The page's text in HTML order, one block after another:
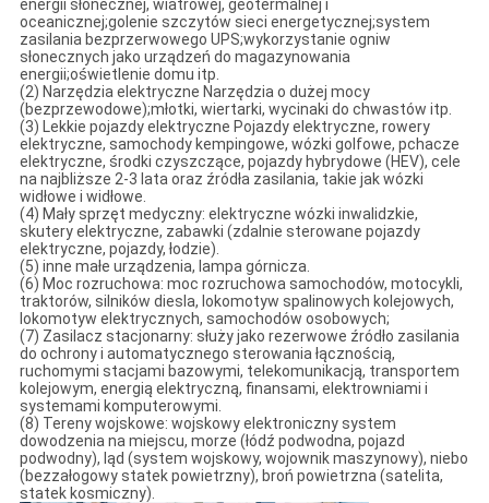
energii słonecznej, wiatrowej, geotermalnej i
oceanicznej;golenie szczytów sieci energetycznej;system
zasilania bezprzerwowego UPS;wykorzystanie ogniw
słonecznych jako urządzeń do magazynowania
energii;oświetlenie domu itp.
(2) Narzędzia elektryczne Narzędzia o dużej mocy
(bezprzewodowe);młotki, wiertarki, wycinaki do chwastów itp.
(3) Lekkie pojazdy elektryczne Pojazdy elektryczne, rowery
elektryczne, samochody kempingowe, wózki golfowe, pchacze
elektryczne, środki czyszczące, pojazdy hybrydowe (HEV), cele
na najbliższe 2-3 lata oraz źródła zasilania, takie jak wózki
widłowe i widłowe.
(4) Mały sprzęt medyczny: elektryczne wózki inwalidzkie,
skutery elektryczne, zabawki (zdalnie sterowane pojazdy
elektryczne, pojazdy, łodzie).
(5) inne małe urządzenia, lampa górnicza.
(6) Moc rozruchowa: moc rozruchowa samochodów, motocykli,
traktorów, silników diesla, lokomotyw spalinowych kolejowych,
lokomotyw elektrycznych, samochodów osobowych;
(7) Zasilacz stacjonarny: służy jako rezerwowe źródło zasilania
do ochrony i automatycznego sterowania łącznością,
ruchomymi stacjami bazowymi, telekomunikacją, transportem
kolejowym, energią elektryczną, finansami, elektrowniami i
systemami komputerowymi.
(8) Tereny wojskowe: wojskowy elektroniczny system
dowodzenia na miejscu, morze (łódź podwodna, pojazd
podwodny), ląd (system wojskowy, wojownik maszynowy), niebo
(bezzałogowy statek powietrzny), broń powietrzna (satelita,
statek kosmiczny).